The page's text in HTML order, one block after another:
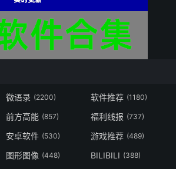
微语录 (2200) 软件推荐 (1180)
前方高能 (857) 福利线报 (737)
安卓软件 (530) 游戏推荐 (489)
图形图像 (448) BILIBILI (388)